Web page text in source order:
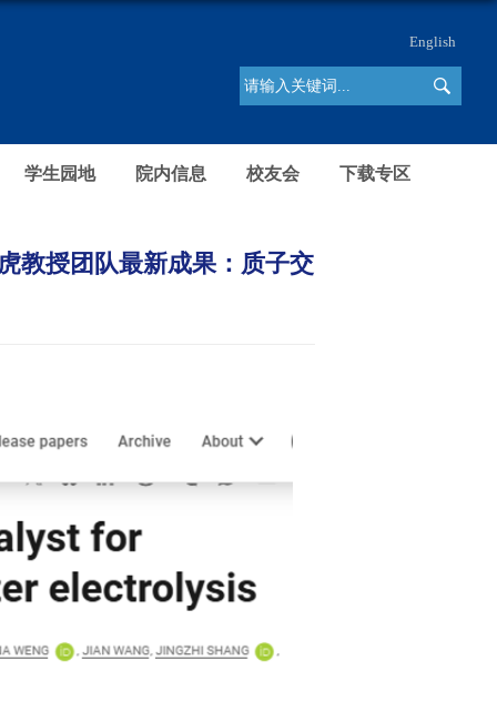
English
学生园地 院内信息 校友会 下载专区
教授团队最新成果：质子交